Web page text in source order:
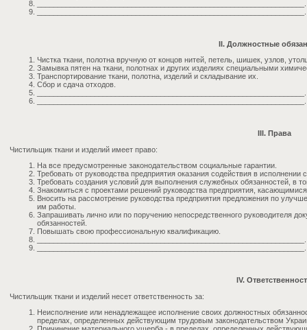
II. Должностные
Чистка ткани, полотна вручную от концов нитей, петель, шишек, узлов,
Замывка пятен на ткани, полотнах и других изделиях специальными
Транспортирование ткани, полотна, изделий и складывание их.
Сбор и сдача отходов.
III. Права
Чистильщик ткани и изделий имеет право:
На все предусмотренные законодательством социальные гарантии.
Требовать от руководства предприятия оказания содействия в
Требовать создания условий для выполнения служебных обязанностей, в
Знакомиться с проектами решений руководства предприятия, касающимися
Вносить на рассмотрение руководства предприятия предложения по
им работы.
Запрашивать лично или по поручению непосредственного руководителя
обязанностей.
Повышать свою профессиональную квалификацию.
IV.
Чистильщик ткани и изделий несет ответственность за:
Неисполнение или ненадлежащее исполнение своих должностных
пределах, определенных действующим трудовым законодательством